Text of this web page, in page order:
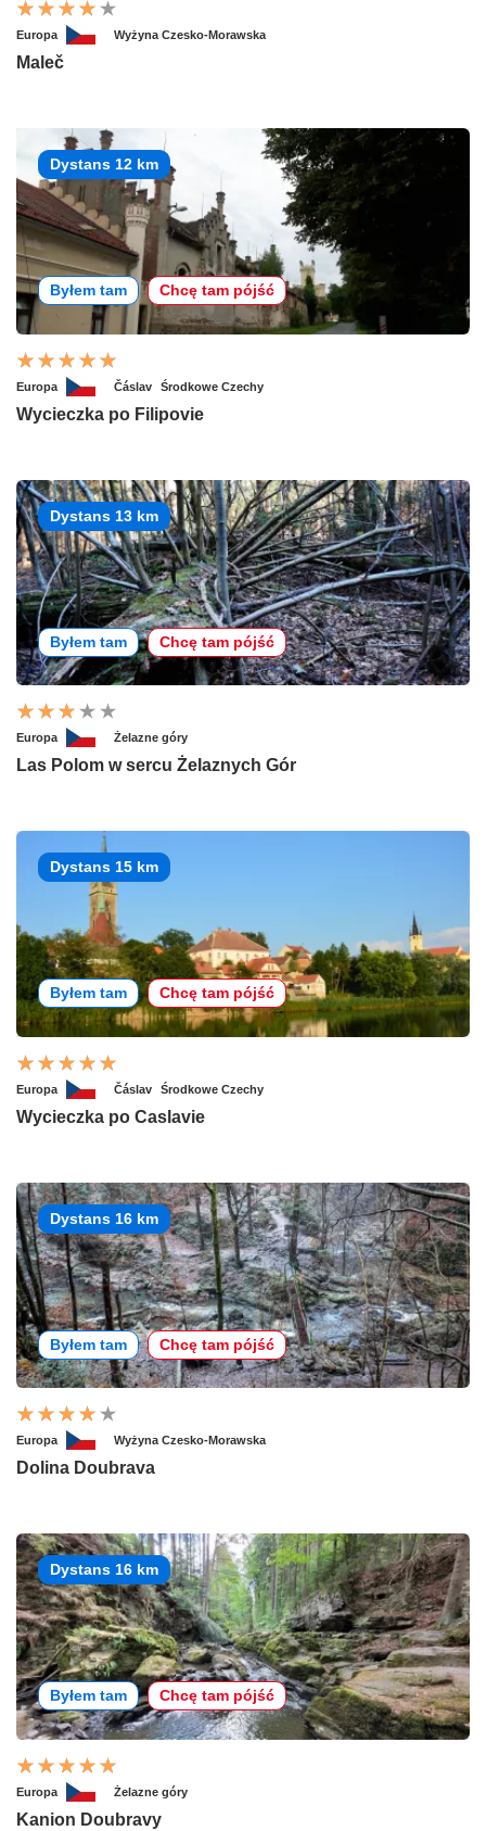
Europa Wyżyna Czesko-Morawska
Maleč
Dystans 12 km
Byłem tam Chcę tam pójść
Europa Čáslav Środkowe Czechy
Wycieczka po Filipovie
Dystans 13 km
Byłem tam Chcę tam pójść
Europa Żelazne góry
Las Polom w sercu Żelaznych Gór
Dystans 15 km
Byłem tam Chcę tam pójść
Europa Čáslav Środkowe Czechy
Wycieczka po Caslavie
Dystans 16 km
Byłem tam Chcę tam pójść
Europa Wyżyna Czesko-Morawska
Dolina Doubrava
Dystans 16 km
Byłem tam Chcę tam pójść
Europa Żelazne góry
Kanion Doubravy